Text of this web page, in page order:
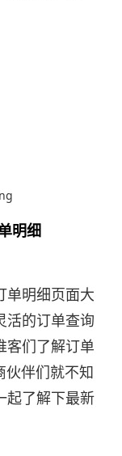
明细
明细页面大
活的订单查询
客们了解订单
伙伴们就不知
起了解下最新